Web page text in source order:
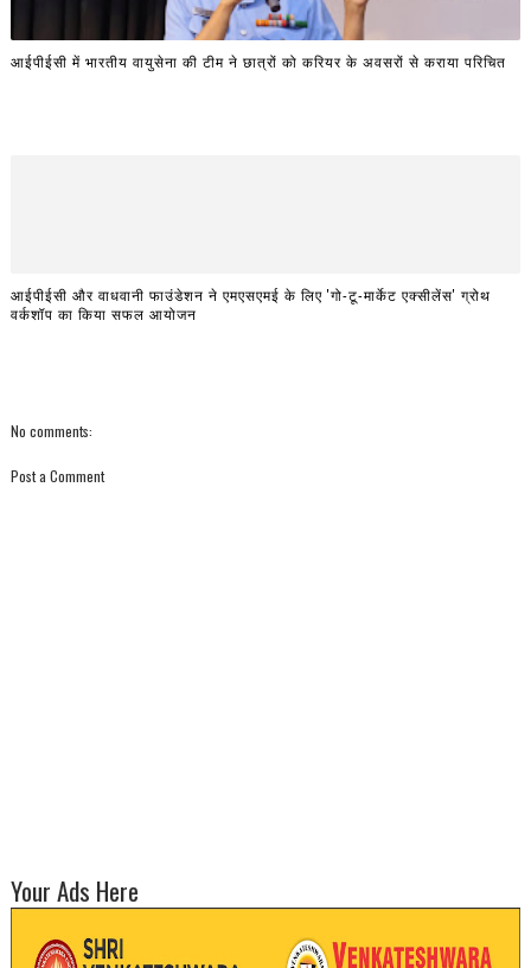
आईपीईसी में भारतीय वायुसेना की टीम ने छात्रों को करियर के अवसरों से कराया परिचित
आईपीईसी और वाधवानी फाउंडेशन ने एमएसएमई के लिए 'गो-टू-मार्केट एक्सीलेंस' ग्रोथ
वर्कशॉप का किया सफल आयोजन
No comments:
Post a Comment
Your Ads Here